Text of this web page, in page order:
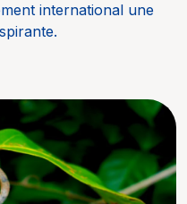
international une